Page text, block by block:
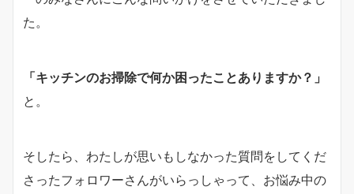
た。
「キッチンのお掃除で何か困ったことありますか？」
と。
そしたら、わたしが思いもしなかった質問をしてくだ
さったフォロワーさんがいらっしゃって、お悩み中の